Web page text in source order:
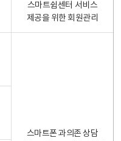
스마트쉼센터 서비스
제공을 위한 회원관리
스마트폰 과의존 상담